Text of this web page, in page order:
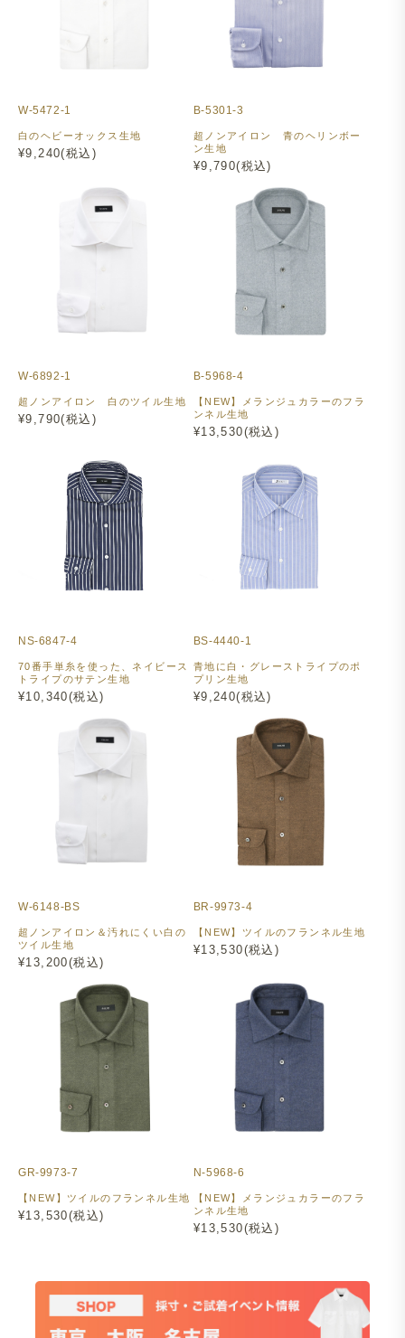
W-5472-1
白のヘビーオックス生地
¥9,240(税込)
B-5301-3
超ノンアイロン 青のヘリンボー
ン生地
¥9,790(税込)
W-6892-1
超ノンアイロン 白のツイル生地
¥9,790(税込)
B-5968-4
【NEW】メランジュカラーのフラ
ンネル生地
¥13,530(税込)
NS-6847-4
70番手単糸を使った、ネイビース
トライプのサテン生地
¥10,340(税込)
BS-4440-1
青地に白・グレーストライプのポ
プリン生地
¥9,240(税込)
W-6148-BS
超ノンアイロン＆汚れにくい白の
ツイル生地
¥13,200(税込)
BR-9973-4
【NEW】ツイルのフランネル生地
¥13,530(税込)
GR-9973-7
【NEW】ツイルのフランネル生地
¥13,530(税込)
N-5968-6
【NEW】メランジュカラーのフラ
ンネル生地
¥13,530(税込)